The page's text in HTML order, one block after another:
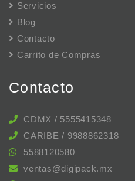
Servicios
Blog
Contacto
Carrito de Compras
Contacto
CDMX / 5555415348
CARIBE / 9988862318
5588120580
ventas@digipack.mx